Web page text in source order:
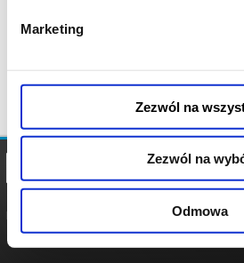
Marketing
Zezwól na
Zezwól na
Odmowa
POLITYKA